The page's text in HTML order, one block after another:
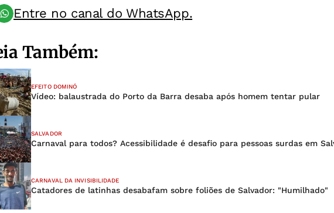
Entre no canal do WhatsApp.
Também:
EFEITO DOMINÓ
Vídeo: balaustrada do Porto da Barra desaba após homem tentar pular
SALVADOR
Carnaval para todos? Acessibilidade é desafio para pessoas surdas em
CARNAVAL DA INVISIBILIDADE
Catadores de latinhas desabafam sobre foliões de Salvador: "Humilhado"